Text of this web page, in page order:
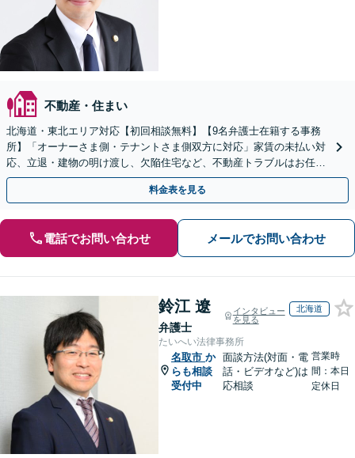
不動産・住まい
北海道・東北エリア対応【初回相談無料】【9名弁護士在籍する事務
所】「オーナーさま側・テナントさま側双方に対応」家賃の未払い対
応、立退・建物の明け渡し、欠陥住宅など、不動産トラブルはお任せ
ください「早期相談で損失を最小限に」
料金表を見る
電話でお問い合わせ メールでお問い合わせ
鈴江 遼
弁護士
インタビュー
を見る
北海道
たいへい法律事務所
名取市 か
らも相談
受付中
面談方法(対面・電
話・ビデオなど)は
応相談
営業時
間：本日
定休日